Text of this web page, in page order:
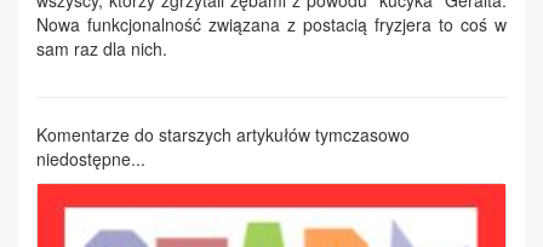
Nowa funkcjonalność związana z postacią fryzjera to coś w
sam raz dla nich.
Komentarze do starszych artykułów tymczasowo
niedostępne...